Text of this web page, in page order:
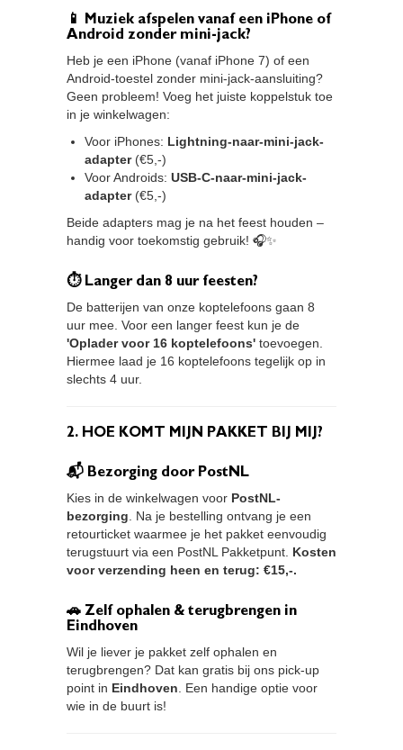
📱 Muziek afspelen vanaf een iPhone of
Android zonder mini-jack?
Heb je een iPhone (vanaf iPhone 7) of een
Android-toestel zonder mini-jack-aansluiting?
Geen probleem! Voeg het juiste koppelstuk toe
in je winkelwagen:
Voor iPhones: Lightning-naar-mini-jack-
adapter(€5,-)
Voor Androids: USB-C-naar-mini-jack-
adapter(€5,-)
Beide adapters mag je na het feest houden –
handig voor toekomstig gebruik! 🎧✨
⏱ Langer dan 8 uur feesten?
De batterijen van onze koptelefoons gaan 8
uur mee. Voor een langer feest kun je de
'Oplader voor 16 koptelefoons' toevoegen.
Hiermee laad je 16 koptelefoons tegelijk op in
slechts 4 uur.
2. HOE KOMT MIJN PAKKET BIJ MIJ?
📬 Bezorging door PostNL
Kies in de winkelwagen voor PostNL-
bezorging . Na je bestelling ontvang je een
retourticket waarmee je het pakket eenvoudig
terugstuurt via een PostNL Pakketpunt. Kosten
voor verzending heen en terug: €15,-.
🚗 Zelf ophalen & terugbrengen in
Eindhoven
Wil je liever je pakket zelf ophalen en
terugbrengen? Dat kan gratis bij ons pick-up
point in Eindhoven . Een handige optie voor
wie in de buurt is!